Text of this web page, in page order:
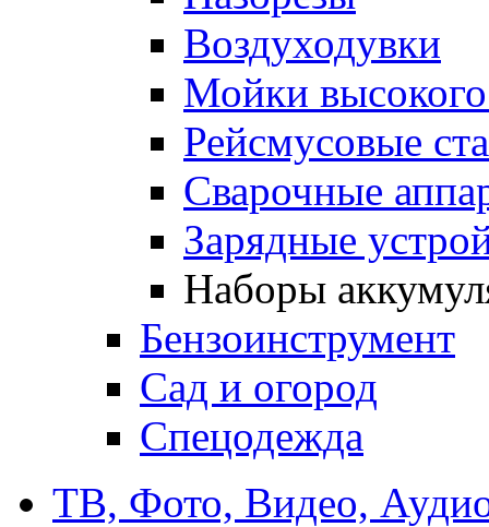
Воздуходувки
Мойки
Рейсмусовые
Сварочные
Зарядные
Наборы
Бензоинструмент
Сад и огород
Спецодежда
ТВ, Фото, Видео,